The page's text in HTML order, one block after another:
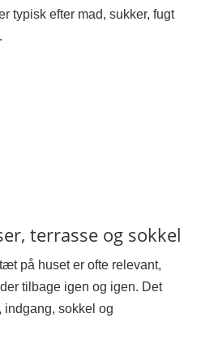
typisk efter mad, sukker, fugt
terrasse og sokkel
på huset er ofte relevant,
tilbage igen og igen. Det
indgang, sokkel og